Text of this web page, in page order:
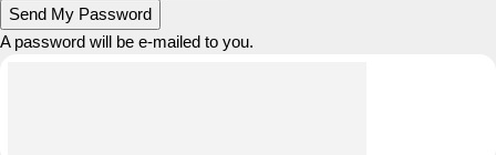
A password will be e-mailed to you.